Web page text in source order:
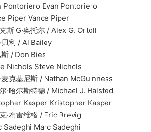
Evan Pontoriero
Vance Piper
托尔 / Alex G. Ortoll
Al Bailey
Bies
Steve Nichols
斯 / Nathan McGuinness
特德 / Michael J. Halsted
Kristopher Kasper
格 / Eric Brevig
Marc Sadeghi